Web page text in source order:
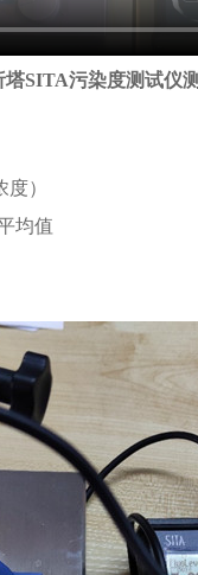
SITA污染度测试仪
）
均值